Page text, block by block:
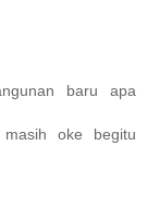
baru apa
oke begitu